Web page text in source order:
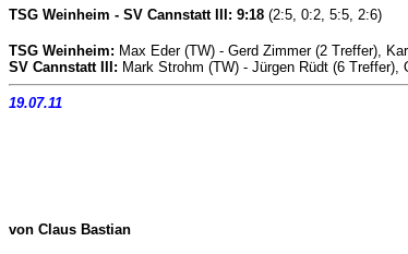
TSG Weinheim - SV Cannstatt III: 9:18 (2:5, 0:2, 5:5, 2:6)
TSG Weinheim: Max Eder (TW) - Gerd Zimmer (2 Treffer),
SV Cannstatt III : Mark Strohm (TW) - Jürgen Rüdt (6
19.07.11
von Claus Bastian